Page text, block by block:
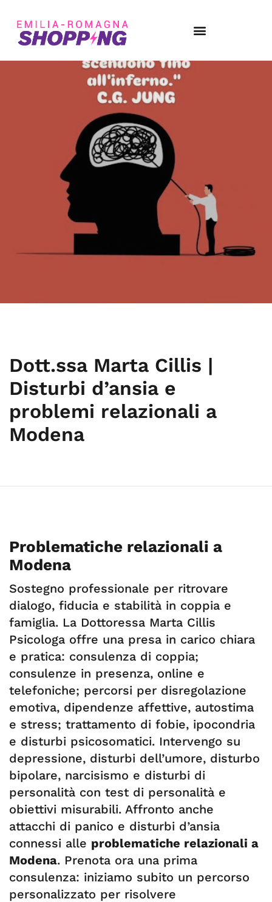
Dott.ssa Marta Cillis |
Disturbi d’ansia e
problemi relazionali a
Modena
Problematiche relazionali a
Modena
Sostegno professionale per ritrovare
dialogo, fiducia e stabilità in coppia e
famiglia. La Dottoressa Marta Cillis
Psicologa offre una presa in carico chiara
e pratica: consulenza di coppia;
consulenze in presenza, online e
telefoniche; percorsi per disregolazione
emotiva, dipendenze affettive, autostima
e stress; trattamento di fobie, ipocondria
e disturbi psicosomatici. Intervengo su
depressione, disturbi dell’umore, disturbo
bipolare, narcisismo e disturbi di
personalità con test di personalità e
obiettivi misurabili. Affronto anche
attacchi di panico e disturbi d’ansia
connessi alle problematiche relazionali a
Modena. Prenota ora una prima
consulenza: iniziamo subito un percorso
personalizzato per risolvere